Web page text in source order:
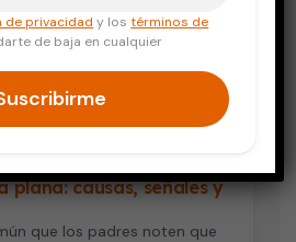
plana: causas, señales y
que los padres noten que
de privacidad y lostérminos de
de baja en cualquier